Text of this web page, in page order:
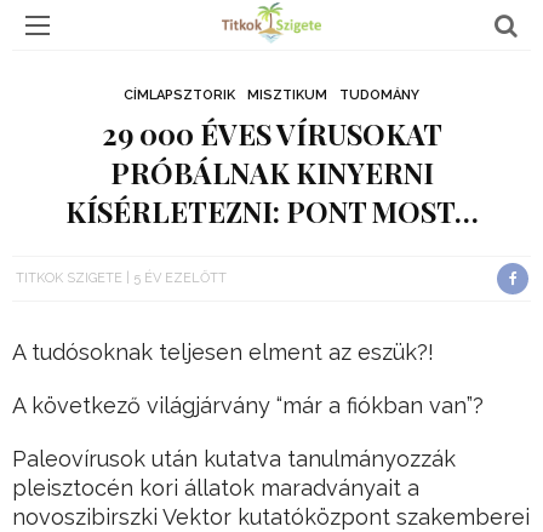
CÍMLAPSZTORIK MISZTIKUM TUDOMÁNY
29 000 ÉVES VÍRUSOKAT
PRÓBÁLNAK KINYERNI
KÍSÉRLETEZNI: PONT MOST…
TITKOK SZIGETE 5 ÉV EZELŐTT
A tudósoknak teljesen elment az eszük?!
A következő világjárvány “már a fiókban van”?
Paleovírusok után kutatva tanulmányozzák
pleisztocén kori állatok maradványait a
novoszibirszki Vektor kutatóközpont szakemberei